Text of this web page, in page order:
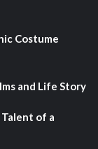
Costume
and Life Story
of a